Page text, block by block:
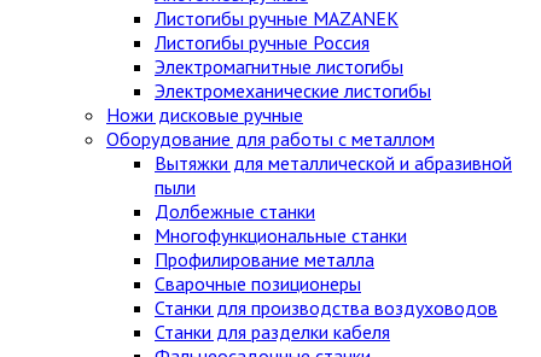
Листогибы ручные MAZANEK
Листогибы ручные Россия
Электромагнитные листогибы
Электромеханические листогибы
Ножи дисковые ручные
Оборудование для работы с металлом
Вытяжки для металлической и абразивной
пыли
Долбежные станки
Многофункциональные станки
Профилирование металла
Сварочные позиционеры
Станки для производства воздуховодов
Станки для разделки кабеля